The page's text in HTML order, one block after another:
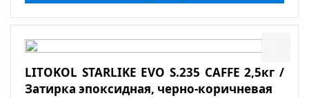
LITOKOL STARLIKE EVO S.235 CAFFE 2,5кг /
Затирка эпоксидная, черно-коричневая